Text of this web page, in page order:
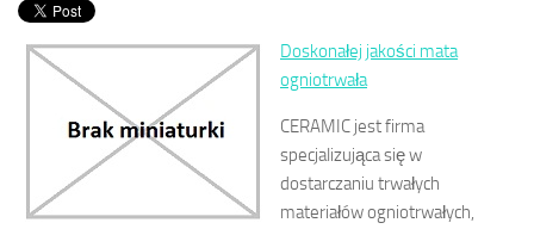
Doskonałej jakości mata
ogniotrwała
CERAMIC jest firma
specjalizująca się w
dostarczaniu trwałych
materiałów ogniotrwałych,